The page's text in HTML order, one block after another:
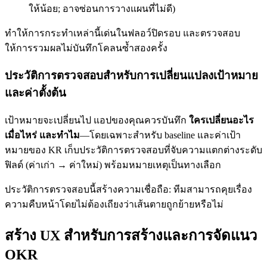
ให้น้อย; อาจซ่อนการวางแผนที่ไม่ดี)
ทำให้การกระทำเหล่านี้เด่นในฟลอว์ปิดรอบ และตรวจสอบ
ให้การรวมผลไม่บันทึกโคลนซ้ำสองครั้ง
ประวัติการตรวจสอบสำหรับการเปลี่ยนแปลงเป้าหมาย
และค่าตั้งต้น
เป้าหมายจะเปลี่ยนไป แอปของคุณควรบันทึก ใครเปลี่ยนอะไร
เมื่อไหร่ และทำไม—โดยเฉพาะสำหรับ baseline และค่าเป้า
หมายของ KR เก็บประวัติการตรวจสอบที่จับความแตกต่างระดับ
ฟิลด์ (ค่าเก่า → ค่าใหม่) พร้อมหมายเหตุเป็นทางเลือก
ประวัติการตรวจสอบนี้สร้างความเชื่อถือ: ทีมสามารถคุยเรื่อง
ความคืบหน้าโดยไม่ต้องเถียงว่าเส้นตายถูกย้ายหรือไม่
สร้าง UX สำหรับการสร้างและการจัดแนว
OKR